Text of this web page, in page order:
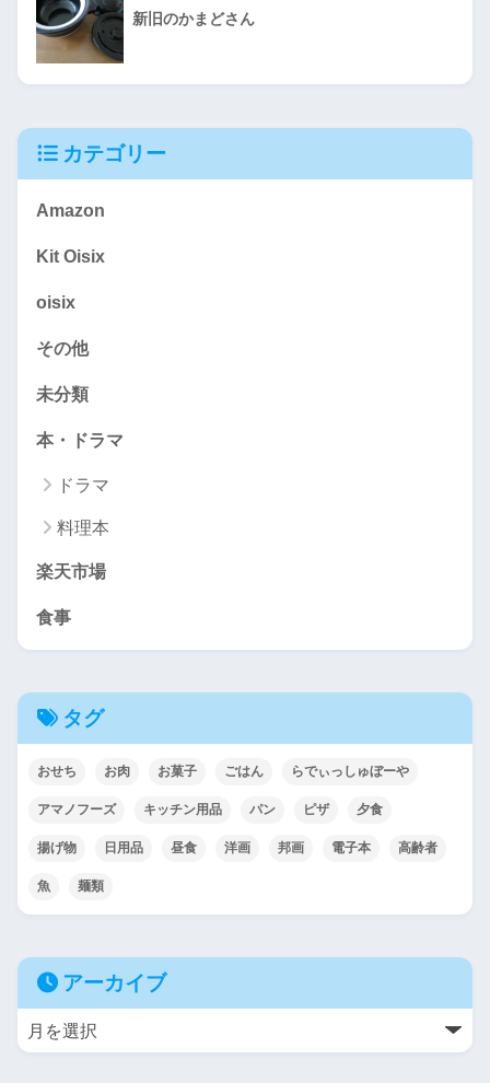
新旧のかまどさん
カテゴリー
Amazon
Kit Oisix
oisix
その他
未分類
本・ドラマ
ドラマ
料理本
楽天市場
食事
タグ
おせち お肉 お菓子 ごはん らでぃっしゅぼーや
アマノフーズ キッチン用品 パン ピザ 夕食
揚げ物 日用品 昼食 洋画 邦画 電子本 高齢者
魚 麺類
アーカイブ